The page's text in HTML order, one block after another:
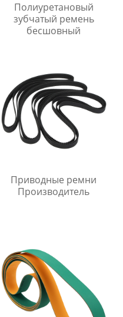
Полиуретановый
зубчатый ремень
бесшовный
Приводные ремни
Производитель